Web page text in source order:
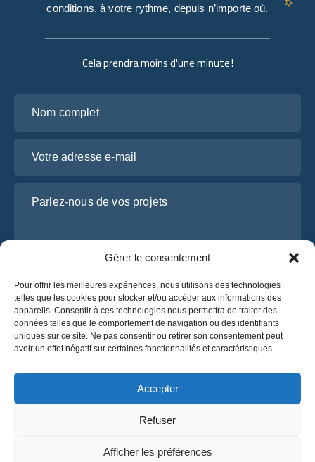
Gérer le consentement
Pour offrir les meilleures expériences, nous utilisons des technologies
telles que les cookies pour stocker et/ou accéder aux informations des
appareils. Consentir à ces technologies nous permettra de traiter des
données telles que le comportement de navigation ou des identifiants
uniques sur ce site. Ne pas consentir ou retirer son consentement peut
avoir un effet négatif sur certaines fonctionnalités et caractéristiques.
Accepter
Refuser
Afficher les préférences
Cela prendra moins d'une minute !
J’ai lu et j’accepte lapolitique de confidentialité
d’OsaBus.
Obtenez un devis
Obtenez un devis
conditions, à votre rythme, depuis n’importe où.